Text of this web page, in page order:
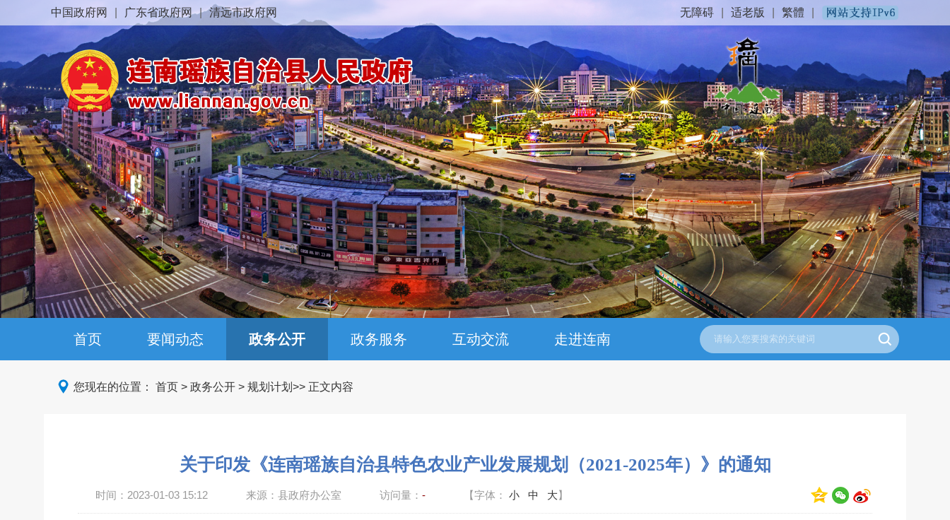
无障碍 适老版 繁體
中国政府网 广东省政府网 | 清远市政府网
首页 要闻动态 政务公开 政务服务 互动交流 走进连南
您现在的位置： 首页 > 政务公开 > 规划计划 >> 正文内容
关于印发《连南瑶族自治县特色农业产业发展规划（2021-2025年）》的通知
时间： 2023-01-03 15:12 来源：县政府办公室 访问量： - 【字体： 小 中 大】